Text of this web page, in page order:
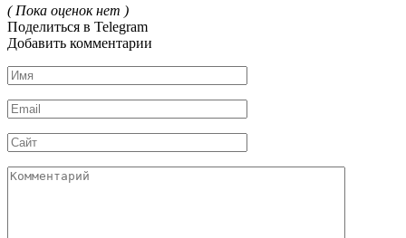
( Пока оценок нет )
Поделиться в Telegram
Добавить комментарии
Имя
*
Email
*
Сайт
Комментарий